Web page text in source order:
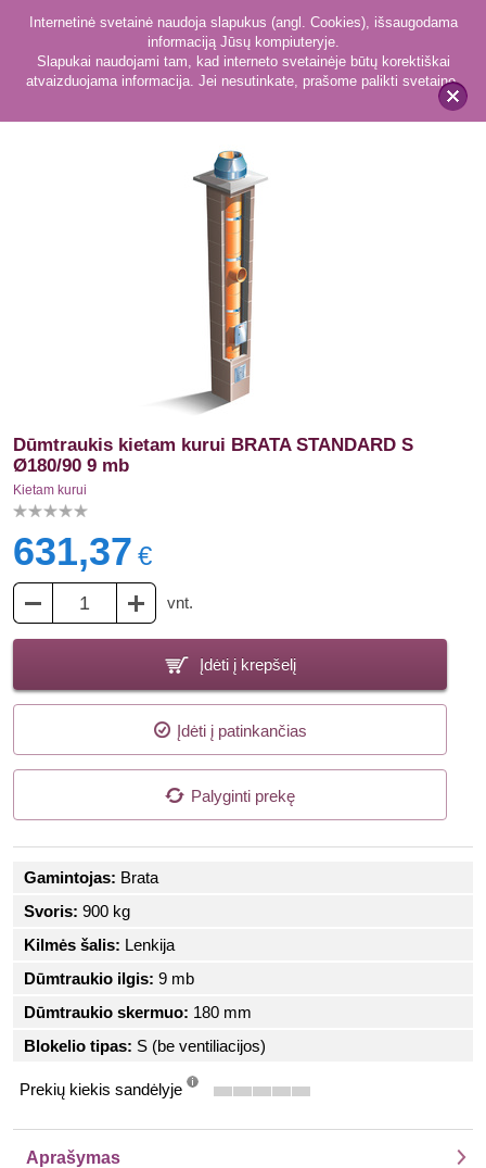
x
Internetinė svetainė naudoja slapukus (angl. Cookies), išsaugodama
informaciją Jūsų kompiuteryje.
Slapukai naudojami tam, kad interneto svetainėje būtų korektiškai
atvaizduojama informacija. Jei nesutinkate, prašome palikti svetainę.
Kietam kurui 42
Dūmtraukis kietam kurui BRATA STANDARD S
Ø180/90 9 mb
Kietam kurui
631,37 €
vnt.
Įdėti į krepšelį
Įdėti į patinkančias
Palyginti prekę
Gamintojas: Brata
Svoris: 900 kg
Kilmės šalis: Lenkija
Dūmtraukio ilgis: 9 mb
Dūmtraukio skermuo: 180 mm
Blokelio tipas: S (be ventiliacijos)
Prekių kiekis sandėlyje
Aprašymas